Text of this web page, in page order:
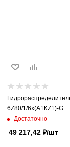
6Z80/1/6x(A1KZ1)-G
Достаточно
49 217,42 ₽/шт